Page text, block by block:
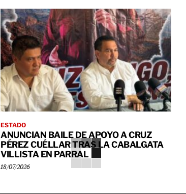
ESTADO
ANUNCIAN BAILE DE APOYO A CRUZ
PÉREZ CUÉLLAR TRAS LA CABALGATA
VILLISTA EN PARRAL
18/07/2026